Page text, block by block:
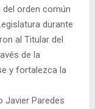
orden común
durante
al Titular del
de la
y fortalezca la
Javier Paredes